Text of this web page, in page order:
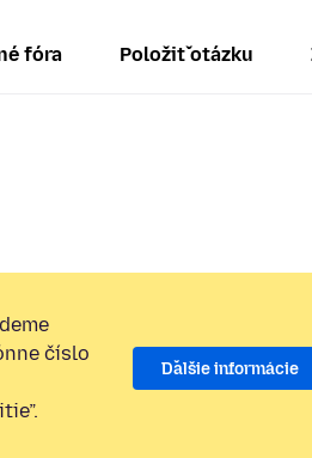
fóra Položiť otázku
číslo
Ďalšie informácie